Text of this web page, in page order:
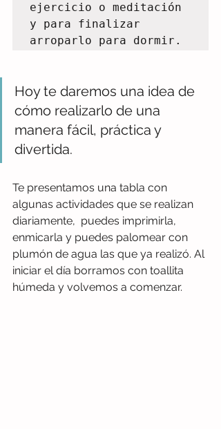
ejercicio o meditación
y para finalizar
arroparlo para dormir.
Hoy te daremos una idea de
cómo realizarlo de una
manera fácil, práctica y
divertida.
Te presentamos una tabla con
algunas actividades que se realizan
diariamente,  puedes imprimirla,
enmicarla y puedes palomear con
plumón de agua las que ya realizó. Al
iniciar el día borramos con toallita
húmeda y volvemos a comenzar.